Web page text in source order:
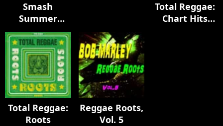
Smash
Summer
Reggae Hits,
Vol. 2
Total Reggae:
Chart Hits
Total Reggae:
Roots
Reggae Roots,
Vol. 5